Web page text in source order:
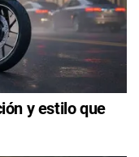
y estilo que